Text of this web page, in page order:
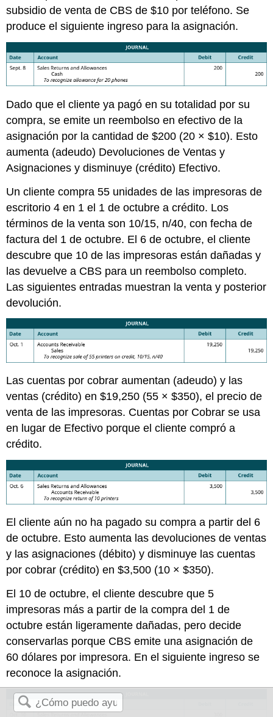
subsidio de venta de CBS de $10 por teléfono. Se
produce el siguiente ingreso para la asignación.
Dado que el cliente ya pagó en su totalidad por su
compra, se emite un reembolso en efectivo de la
asignación por la cantidad de $200 (20 × $10). Esto
aumenta (adeudo) Devoluciones de Ventas y
Asignaciones y disminuye (crédito) Efectivo.
Un cliente compra 55 unidades de las impresoras de
escritorio 4 en 1 el 1 de octubre a crédito. Los
términos de la venta son 10/15, n/40, con fecha de
factura del 1 de octubre. El 6 de octubre, el cliente
descubre que 10 de las impresoras están dañadas y
las devuelve a CBS para un reembolso completo.
Las siguientes entradas muestran la venta y posterior
devolución.
Las cuentas por cobrar aumentan (adeudo) y las
ventas (crédito) en $19,250 (55 × $350), el precio de
venta de las impresoras. Cuentas por Cobrar se usa
en lugar de Efectivo porque el cliente compró a
crédito.
El cliente aún no ha pagado su compra a partir del 6
de octubre. Esto aumenta las devoluciones de ventas
y las asignaciones (débito) y disminuye las cuentas
por cobrar (crédito) en $3,500 (10 × $350).
El 10 de octubre, el cliente descubre que 5
impresoras más a partir de la compra del 1 de
octubre están ligeramente dañadas, pero decide
conservarlas porque CBS emite una asignación de
60 dólares por impresora. En el siguiente ingreso se
reconoce la asignación.